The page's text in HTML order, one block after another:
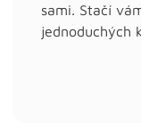
sami. Stačí
jednoduchých